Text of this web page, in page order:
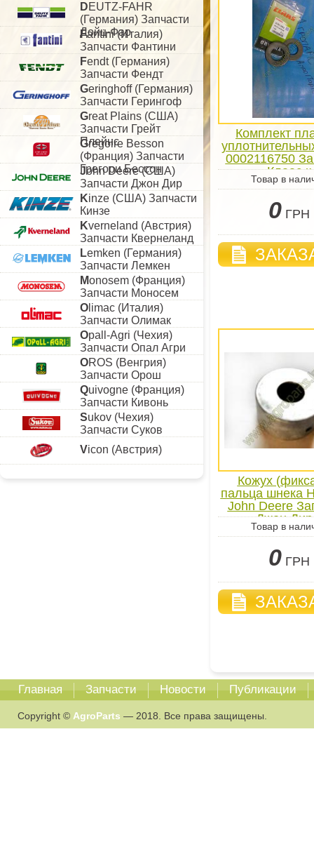
DEUTZ-FAHR
(Германия) Запчасти
Дойц-Фар
Fantini (Италия)
Запчасти Фантини
Fendt (Германия)
Запчасти Фендт
Geringhoff (Германия)
Запчасти Герингоф
Great Plains (США)
Запчасти Грейт
Плейнс
Gregoire Besson
(Франция) Запчасти
Грегори Бессон
John Deere (США)
Запчасти Джон Дир
Kinze (США) Запчасти
Кинзе
Kverneland (Австрия)
Запчасти Квернеланд
Lemken (Германия)
Запчасти Лемкен
Monosem (Франция)
Запчасти Моносем
O limac (Италия)
Запчасти Олимак
Opall-Agri (Чехия)
Запчасти Опал Агри
OROS (Венгрия)
Запчасти Орош
Quivogne (Франция)
Запчасти Кивонь
Sukov (Чехия)
Запчасти Суков
Vicon (Австрия)
Комплект
0002116750
Клаас к
Товар в
0 ГРН
Кожух
пальца шнека
John Deere
Джон Дир
Товар в
0 ГРН
Главная Запчасти Новости Публикации
Copyright © AgroParts — 2018. Все права защищены.